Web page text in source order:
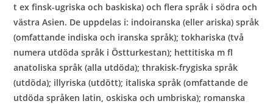
t ex finsk-ugriska och baskiska) och flera språk i södra och
västra Asien. De uppdelas i: indoiranska (eller ariska) språk
(omfattande indiska och iranska språk); tokhariska (två
numera utdöda språk i Östturkestan); hettitiska m fl
anatoliska språk (alla utdöda); thrakisk-frygiska språk
(utdöda); illyriska (utdött); italiska språk (omfattande de
utdöda språken latin, oskiska och umbriska); romanska